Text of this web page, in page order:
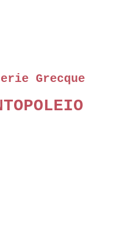
Grecque